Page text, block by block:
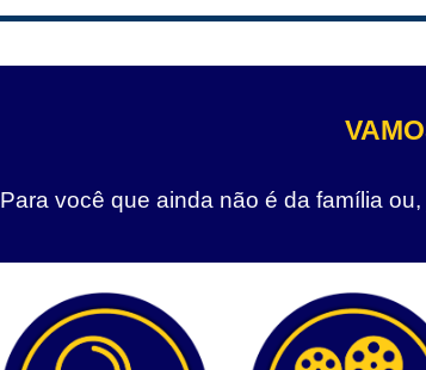
Para você que ainda não é da família